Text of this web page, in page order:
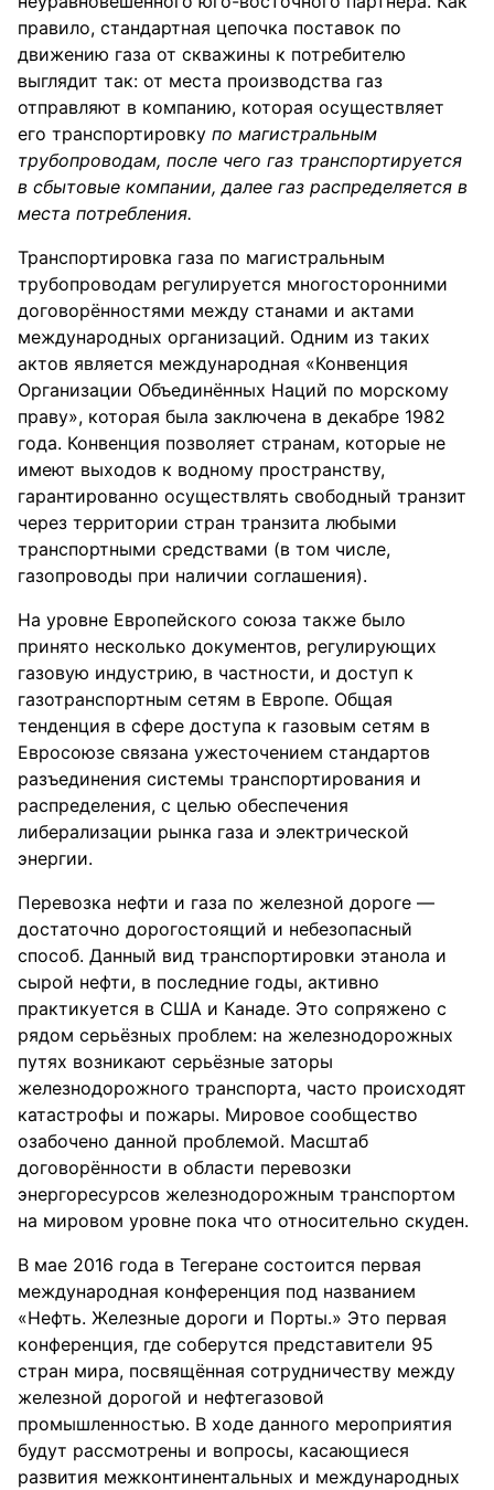
правило, стандартная цепочка поставок по
движению газа от скважины к потребителю
выглядит так: от места производства газ
отправляют в компанию, которая осуществляет
его транспортировку по магистральным
трубопроводам, после чего газ транспортируется
в сбытовые компании, далее газ распределяется в
места потребления.
Транспортировка газа по магистральным
трубопроводам регулируется многосторонними
договорённостями между станами и актами
международных организаций. Одним из таких
актов является международная «Конвенция
Организации Объединённых Наций по морскому
праву», которая была заключена в декабре 1982
года. Конвенция позволяет странам, которые не
имеют выходов к водному пространству,
гарантированно осуществлять свободный транзит
через территории стран транзита любыми
транспортными средствами (в том числе,
газопроводы при наличии соглашения).
На уровне Европейского союза также было
принято несколько документов, регулирующих
газовую индустрию, в частности, и доступ к
газотранспортным сетям в Европе. Общая
тенденция в сфере доступа к газовым сетям в
Евросоюзе связана ужесточением стандартов
разъединения системы транспортирования и
распределения, с целью обеспечения
либерализации рынка газа и электрической
энергии.
Перевозка нефти и газа по железной дороге —
достаточно дорогостоящий и небезопасный
способ. Данный вид транспортировки этанола и
сырой нефти, в последние годы, активно
практикуется в США и Канаде. Это сопряжено с
рядом серьёзных проблем: на железнодорожных
путях возникают серьёзные заторы
железнодорожного транспорта, часто происходят
катастрофы и пожары. Мировое сообщество
озабочено данной проблемой. Масштаб
договорённости в области перевозки
энергоресурсов железнодорожным транспортом
на мировом уровне пока что относительно скуден.
В мае 2016 года в Тегеране состоится первая
международная конференция под названием
«Нефть. Железные дороги и Порты.» Это первая
конференция, где соберутся представители 95
стран мира, посвящённая сотрудничеству между
железной дорогой и нефтегазовой
промышленностью. В ходе данного мероприятия
будут рассмотрены и вопросы, касающиеся
развития межконтинентальных и международных